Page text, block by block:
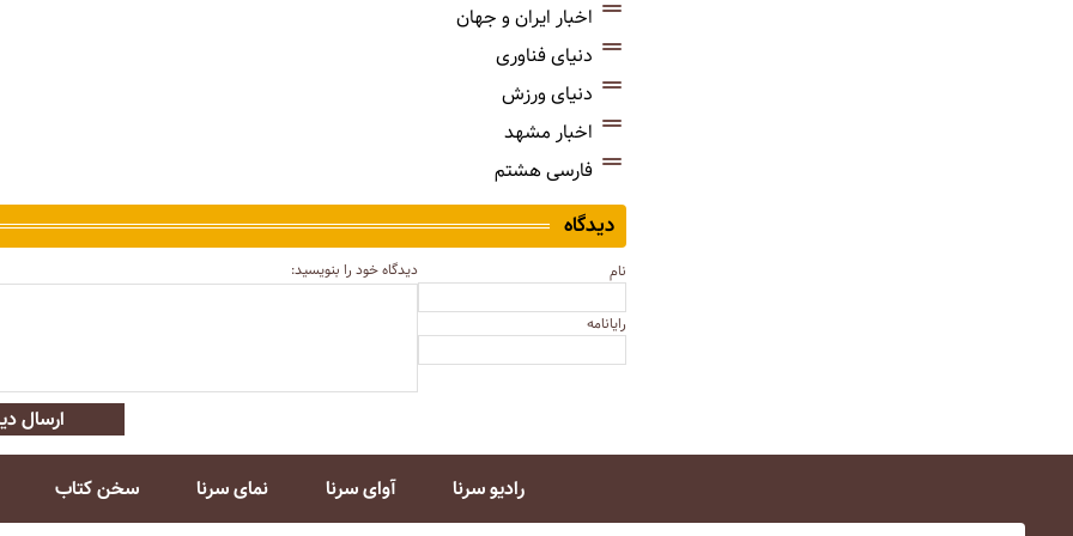
اخبار ایران و جهان
دنیای فناوری
دنیای ورزش
اخبار مشهد
فارسی هشتم
دیدگاه
نام
رایانامه
دیدگاه خود را بنویسید:
ارسال
رادیو سرنا آوای سرنا نمای سرنا سخن کتاب